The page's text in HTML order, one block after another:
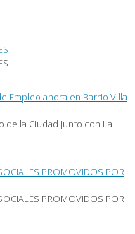
Empleo ahora en Barrio Villa
de la Ciudad junto con La
PROMOVIDOS POR
PROMOVIDOS POR